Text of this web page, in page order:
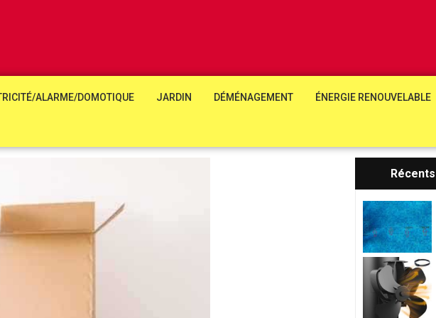
ALARME/DOMOTIQUE JARDIN DÉMÉNAGEMENT ÉNERGIE RENOUVELABLE
Récents